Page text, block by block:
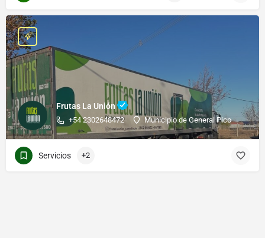
Frutas La Unión
+54 2302648472 Municipio de General Pico
Servicios +2